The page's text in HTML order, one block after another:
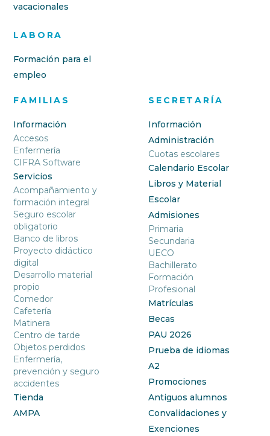
vacacionales
LABORA
Formación para el
empleo
FAMILIAS
Información
Accesos
Enfermería
CIFRA Software
Servicios
Acompañamiento y
formación integral
Seguro escolar
obligatorio
Banco de libros
Proyecto didáctico
digital
Desarrollo material
propio
Comedor
Cafetería
Matinera
Centro de tarde
Objetos perdidos
Enfermería,
prevención y seguro
accidentes
Tienda
AMPA
SECRETARÍA
Información
Administración
Cuotas escolares
Calendario Escolar
Libros y Material
Escolar
Admisiones
Primaria
Secundaria
UECO
Bachillerato
Formación
Profesional
Matrículas
Becas
PAU 2026
Prueba de idiomas
A2
Promociones
Antiguos alumnos
Convalidaciones y
Exenciones